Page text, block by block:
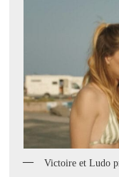
Victoire et Ludo